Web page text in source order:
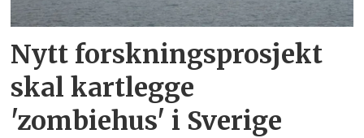
Nytt forskningsprosjekt
skal kartlegge
'zombiehus' i Sverige